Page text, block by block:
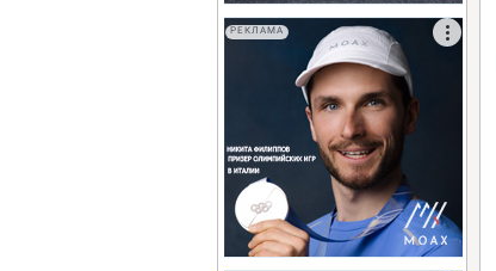
РЕКЛАМА